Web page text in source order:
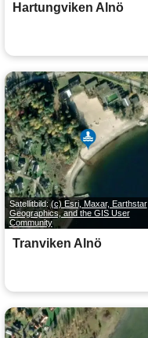
Hartungviken Alnö
Satellitbild:(c) Esri, Maxar, Earthstar
Geographics, and the GIS User
Community
Tranviken Alnö